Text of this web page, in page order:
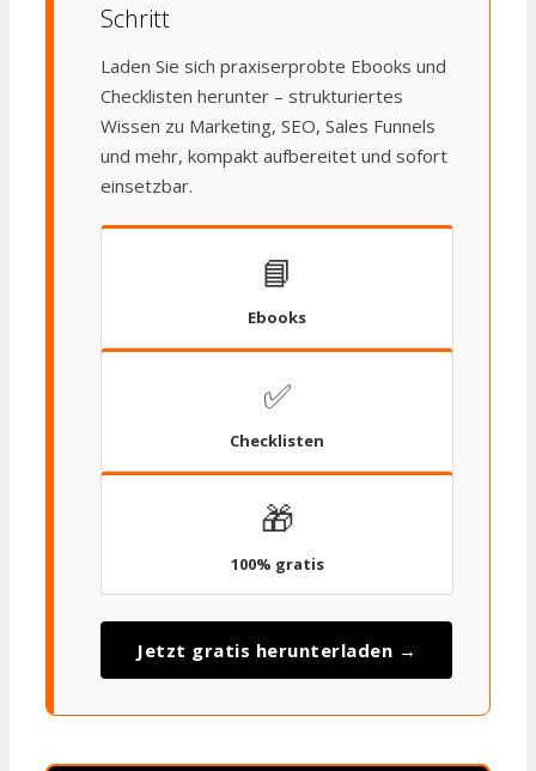
Schritt
Laden Sie sich praxiserprobte Ebooks und
Checklisten herunter – strukturiertes
Wissen zu Marketing, SEO, Sales Funnels
und mehr, kompakt aufbereitet und sofort
einsetzbar.
📘
Ebooks
✅
Checklisten
🎁
100% gratis
Jetzt gratis herunterladen →